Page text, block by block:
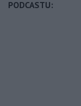
PODCASTU: